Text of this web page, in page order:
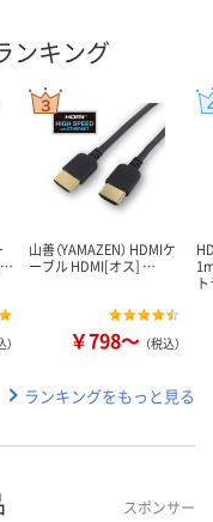
ンキング
）
山善（YAMAZEN） HDMIケ
ーブル HDMI[オス] …
￥798～ （税込）
ランキングをもっと見る
スポンサー